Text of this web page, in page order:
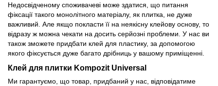
Недосвідченому споживачеві може здатися, що питання
фіксації такого монолітного матеріалу, як плитка, не дуже
важливий. Але якщо покласти її на неякісну клейову основу, то
відразу ж можна чекати на досить серйозні проблеми. У нас ви
також зможете придбати клей для пластику, за допомогою
якого фіксується дуже багато дрібниць у вашому приміщенні.
Клей для плитки Kompozit Universal
Ми гарантуємо, що товар, придбаний у нас, відповідатиме